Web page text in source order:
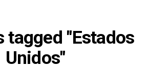
tagged "Estados
Unidos"